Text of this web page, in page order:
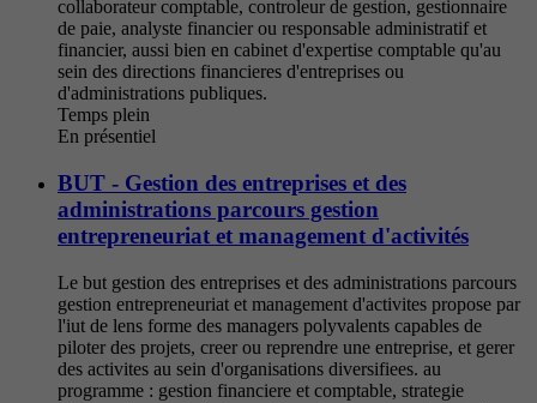
collaborateur comptable, controleur de gestion, gestionnaire
de paie, analyste financier ou responsable administratif et
financier, aussi bien en cabinet d'expertise comptable qu'au
sein des directions financieres d'entreprises ou
d'administrations publiques.
Temps plein
En présentiel
BUT - Gestion des entreprises et des
administrations parcours gestion
entrepreneuriat et management d'activités
Le but gestion des entreprises et des administrations parcours
gestion entrepreneuriat et management d'activites propose par
l'iut de lens forme des managers polyvalents capables de
piloter des projets, creer ou reprendre une entreprise, et gerer
des activites au sein d'organisations diversifiees. au
programme : gestion financiere et comptable, strategie